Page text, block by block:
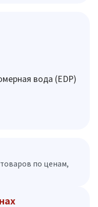
вода (EDP)
по ценам,